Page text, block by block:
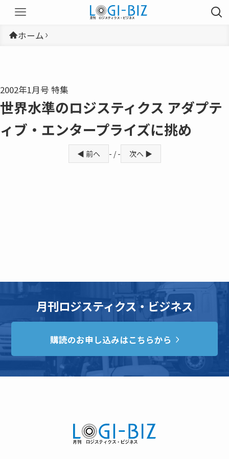
ホーム
2002年1月号 特集
世界水準のロジスティクス アダプテ
ィブ・エンタープライズに挑め
◀ 前へ - / - 次へ ▶
月刊ロジスティクス・ビジネス
購読のお申し込みはこちらから